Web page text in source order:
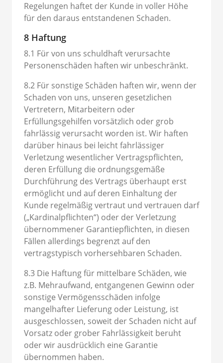
Regelungen haftet der Kunde in voller Höhe
für den daraus entstandenen Schaden.
8 Haftung
8.1 Für von uns schuldhaft verursachte
Personenschäden haften wir unbeschränkt.
8.2 Für sonstige Schäden haften wir, wenn der
Schaden von uns, unseren gesetzlichen
Vertretern, Mitarbeitern oder
Erfüllungsgehilfen vorsätzlich oder grob
fahrlässig verursacht worden ist. Wir haften
darüber hinaus bei leicht fahrlässiger
Verletzung wesentlicher Vertragspflichten,
deren Erfüllung die ordnungsgemäße
Durchführung des Vertrags überhaupt erst
ermöglicht und auf deren Einhaltung der
Kunde regelmäßig vertraut und vertrauen darf
(„Kardinalpflichten“) oder der Verletzung
übernommener Garantiepflichten, in diesen
Fällen allerdings begrenzt auf den
vertragstypisch vorhersehbaren Schaden.
8.3 Die Haftung für mittelbare Schäden, wie
z.B. Mehraufwand, entgangenen Gewinn oder
sonstige Vermögensschäden infolge
mangelhafter Lieferung oder Leistung, ist
ausgeschlossen, soweit der Schaden nicht auf
Vorsatz oder grober Fahrlässigkeit beruht
oder wir ausdrücklich eine Garantie
übernommen haben.